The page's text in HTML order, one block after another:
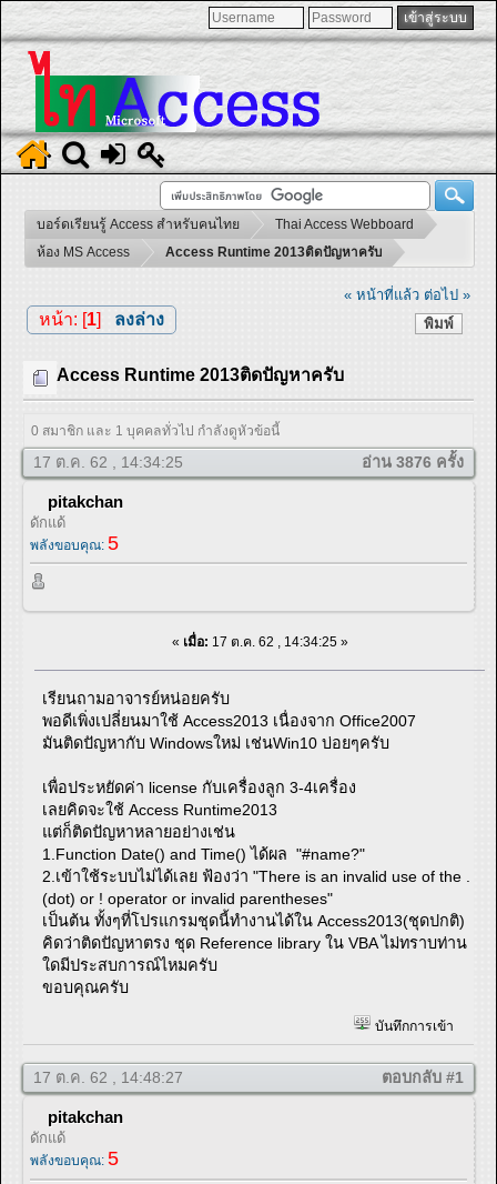
บอร์ดเรียนรู้ Access สำหรับคนไทย
Thai Access Webboard
ห้อง MS Access
Access Runtime 2013ติดปัญหาครับ
« หน้าที่แล้ว ต่อไป »
พิมพ์
หน้า: [1] ลงล่าง
Access Runtime 2013ติดปัญหาครับ
0 สมาชิก และ 1 บุคคลทั่วไป กำลังดูหัวข้อนี้
17 ต.ค. 62 , 14:34:25 อ่าน 3876 ครั้ง
pitakchan
ดักแด้
พลังขอบคุณ: 5
« เมื่อ: 17 ต.ค. 62 , 14:34:25 »
เรียนถามอาจารย์หน่อยครับ
พอดีเพิ่งเปลี่ยนมาใช้ Access2013 เนื่องจาก Office2007
มันติดปัญหากับ Windowsใหม่ เช่นWin10 บ่อยๆครับ
เพื่อประหยัดค่า license กับเครื่องลูก 3-4เครื่อง
เลยคิดจะใช้ Access Runtime2013
แต่ก็ติดปัญหาหลายอย่างเช่น
1.Function Date() and Time() ได้ผล "#name?"
2.เข้าใช้ระบบไม่ได้เลย ฟ้องว่า "There is an invalid use of the .
(dot) or ! operator or invalid parentheses"
เป็นต้น ทั้งๆที่โปรแกรมชุดนี้ทำงานได้ใน Access2013(ชุดปกติ)
คิดว่าติดปัญหาตรง ชุด Reference library ใน VBA ไม่ทราบท่าน
ใดมีประสบการณ์ไหมครับ
ขอบคุณครับ
บันทึกการเข้า
17 ต.ค. 62 , 14:48:27 ตอบกลับ #1
pitakchan
ดักแด้
พลังขอบคุณ: 5